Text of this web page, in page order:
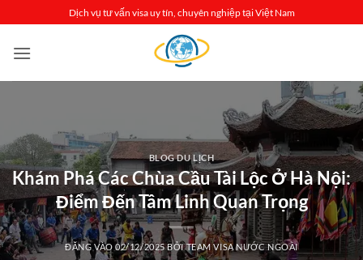
qua
nội
Dịch vụ tư vấn visa uy tín, chuyên nghiệp tại Việt Nam
BLOG DU LỊCH
Khám Phá Các Chùa Cầu Tài Lộc Ở Hà Nội:
Điểm Đến Tâm Linh Quan Trọng
ĐĂNG VÀO02/12/2025BỞITEAM VISA NƯỚC NGOÀI